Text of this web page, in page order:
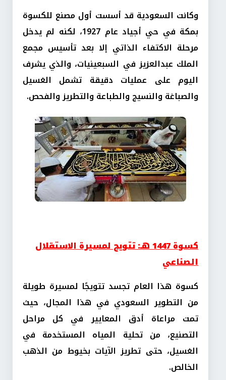
وكانت السعودية قد أسست أول مصنع للكسوة
بمكة في حي أجياد عام 1927، لكنه لم يدخل
مرحلة الاكتفاء الذاتي إلا بعد تأسيس مجمع
الملك عبدالعزيز في السبعينيات، والذي يشرف
اليوم على عمليات دقيقة تشمل الغسيل
والصباغة والنسيج والطباعة والتطريز والفحص.
كسوة 1447 هـ: تتويج لمسيرة الاستقلال
الصناعي
كسوة هذا العام تجسد تتويجًا لمسيرة طويلة
من التطوير السعودي في هذا المجال، حيث
تمت مراعاة أدق المعايير في كل مراحل
التصنيع، من تحلية المياه المستخدمة في
الغسيل، حتى تطريز الآيات بخيوط من الذهب
الخالص.